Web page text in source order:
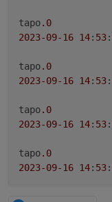
tapo.0
2023-09-16 14: 53:
tapo.0
2023-09-16 14: 53:
tapo.0
2023-09-16 14: 53:
tapo.0
2023-09-16 14: 53: